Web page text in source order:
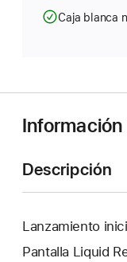
Caja blanca
Descripción
Lanzamiento
Pantalla Liquid